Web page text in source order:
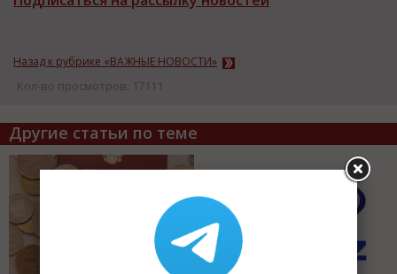
Назад к рубрике «ВАЖНЫЕ НОВОСТИ»
Кол-во просмотров: 17111
Другие статьи по теме